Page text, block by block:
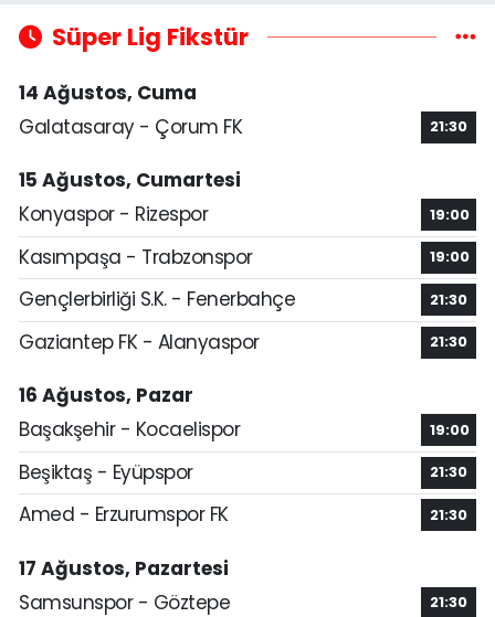
Süper Lig Fikstür
14 Ağustos, Cuma
Galatasaray - Çorum FK
21:30
15 Ağustos, Cumartesi
Konyaspor - Rizespor
19:00
Kasımpaşa - Trabzonspor 19:00
Gençlerbirliği S.K. - Fenerbahçe 21:30
Gaziantep FK - Alanyaspor 21:30
16 Ağustos, Pazar
Başakşehir - Kocaelispor
19:00
Beşiktaş - Eyüpspor 21:30
Amed - Erzurumspor FK 21:30
17 Ağustos, Pazartesi
Samsunspor - Göztepe
21:30